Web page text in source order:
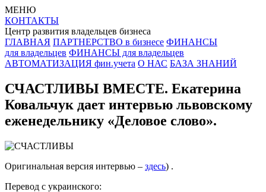
МЕНЮ
КОНТАКТЫ
Центр развития владельцев бизнеса
ГЛАВНАЯ ПАРТНЕРСТВО в бизнесе ФИНАНСЫ
для владельцев ФИНАНСЫ для владельцев
АВТОМАТИЗАЦИЯ фин.учета О НАС БАЗА ЗНАНИЙ
СЧАСТЛИВЫ ВМЕСТЕ. Екатерина
Ковальчук дает интервью львовскому
еженедельнику «Деловое слово».
Оригинальная версия интервью – здесь) .
Перевод с украинского: